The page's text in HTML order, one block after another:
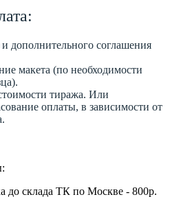
дополнительного соглашения
макета (по необходимости
тиража. Или
оплаты, в зависимости от
до склада ТК по Москве - 800р.